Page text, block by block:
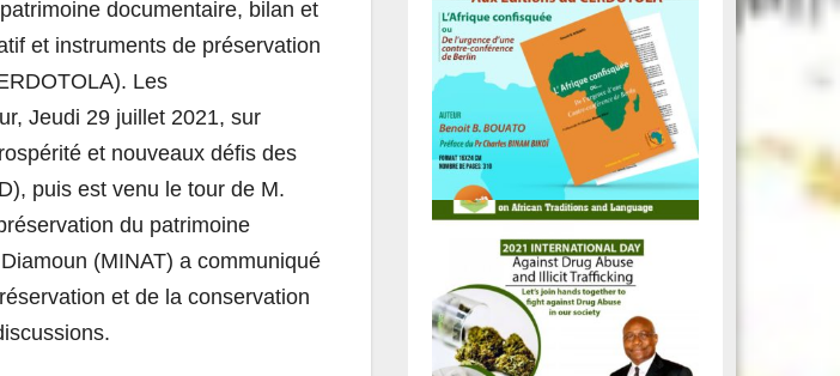
documentaire, bilan et
et instruments de préservation
Les
Jeudi 29 juillet 2021, sur
et nouveaux défis des
puis est venu le tour de M.
du patrimoine
(MINAT) a communiqué
et de la conservation